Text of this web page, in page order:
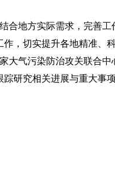
地方实际需求，完善工
，切实提升各地精准、
大气污染防治攻关联合中
研究相关进展与重大事